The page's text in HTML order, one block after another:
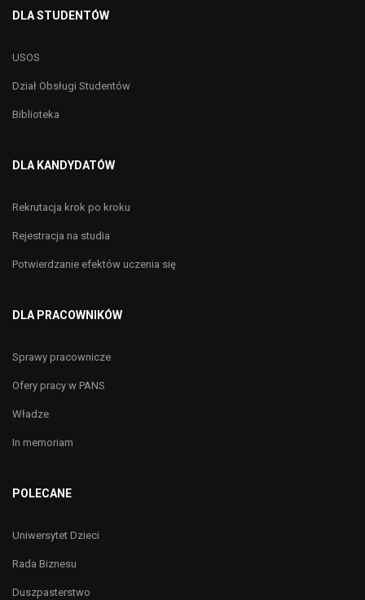
DLA STUDENTÓW
USOS
Dział Obsługi Studentów
Biblioteka
DLA KANDYDATÓW
Rekrutacja krok po kroku
Rejestracja na studia
Potwierdzanie efektów uczenia się
DLA PRACOWNIKÓW
Sprawy pracownicze
Ofery pracy w PANS
Władze
In memoriam
POLECANE
Uniwersytet Dzieci
Rada Biznesu
Duszpasterstwo